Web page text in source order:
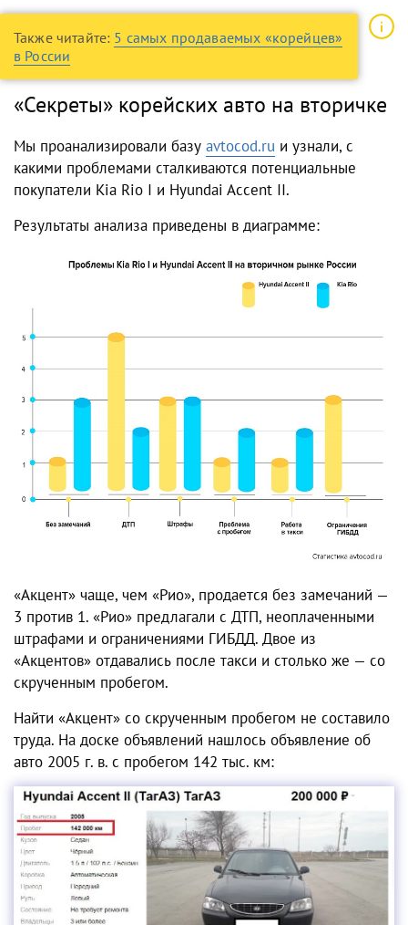
Также читайте: 5 самых продаваемых «корейцев»
в России
«Секреты» корейских авто на вторичке
Мы проанализировали базу avtocod.ru и узнали, с
какими проблемами сталкиваются потенциальные
покупатели Kia Rio I и Hyundai Accent II.
Результаты анализа приведены в диаграмме:
«Акцент» чаще, чем «Рио», продается без замечаний —
3 против 1. «Рио» предлагали с ДТП, неоплаченными
штрафами и ограничениями ГИБДД. Двое из
«Акцентов» отдавались после такси и столько же — со
скрученным пробегом.
Найти «Акцент» со скрученным пробегом не составило
труда. На доске объявлений нашлось объявление об
авто 2005 г. в. с пробегом 142 тыс. км: